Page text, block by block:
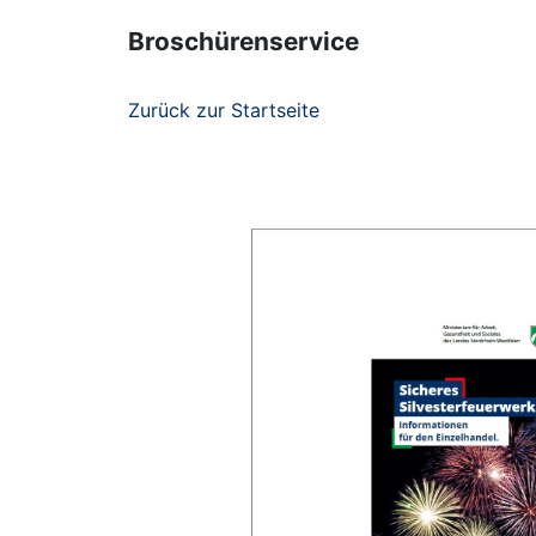
Broschürenservice
Zurück zur Startseite